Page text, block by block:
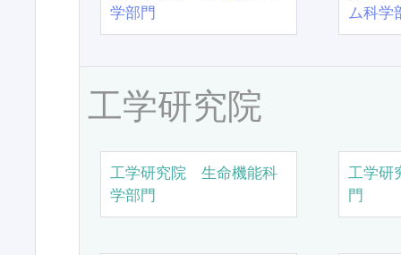
学部門
ム科学
工学研究院
工学研究院 生命機能科
学部門
工学研
門